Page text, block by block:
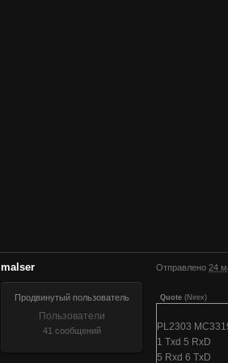
malser Отправлено24
Продвинутый пользователь
Пользователи
41 сообщений
Quote (Nirex)
PL2303
1 Txd 5 RxD
5 Rxd 6 TxD